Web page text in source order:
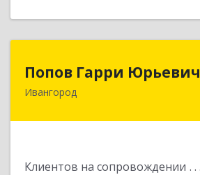
Попов Гарри Юрьевич
Ивангород
Клиентов на сопровождении